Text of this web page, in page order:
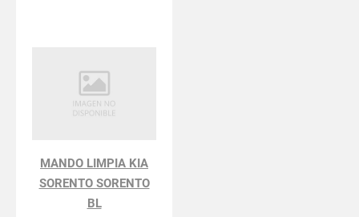
MANDO LIMPIA KIA
SORENTO SORENTO
BL